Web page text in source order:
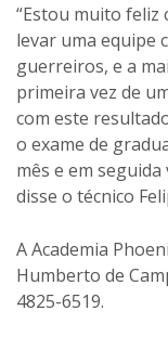
“Estou muito feliz
levar uma equipe
guerreiros, e a
primeira vez de
com este
o exame de
mês e em
disse o técnico
A Academia
Humberto de
4825-6519.